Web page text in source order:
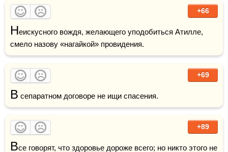
+66
Неискусного вождя, желающего уподобиться Атилле,
смело назову «нагайкой» провидения.
+69
В сепаратном договоре не ищи спасения.
+89
Все говорят, что здоровье дороже всего; но никто этого не